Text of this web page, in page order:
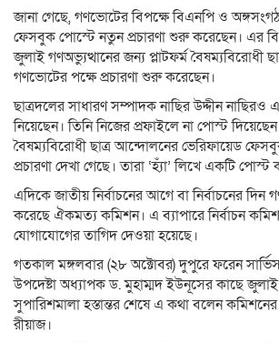
জানা গেছে, গণভোটের বিপক্ষে বিএনপি ও
ফেসবুক পোস্টে নতুন প্রচারণা শুরু করেছেন। এর
জুলাই গণঅভ্যুত্থানের জন্য প্লাটফর্ম বৈষম্যবিরোধী
গণভোটের পক্ষে প্রচারণা শুরু করেছেন।
ছাত্রদলের সাধারণ সম্পাদক নাছির উদ্দীন নাছিরও
নিয়েছেন। তিনি নিজের প্রফাইলে না পোস্ট
বৈষম্যবিরোধী ছাত্র আন্দোলনের ভেরিফায়েড
প্রচারণা দেখা গেছে। তারা ‘হ্যাঁ’ লিখে একটি পোস্ট
এদিকে জাতীয় নির্বাচনের আগে বা নির্বাচনের
করেছে ঐকমত্য কমিশন। এ ব্যাপারে নির্বাচন
যোগাযোগের তাগিদ দেওয়া হয়েছে।
গতকাল মঙ্গলবার (২৮ অক্টোবর) দুপুরে ফরেন
উপদেষ্টা অধ্যাপক ড. মুহাম্মদ ইউনূসের কাছে জুলাই
সুপারিশমালা হস্তান্তর শেষে এ কথা বলেন
রীয়াজ।